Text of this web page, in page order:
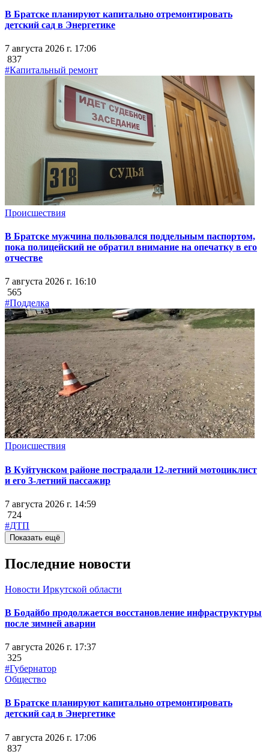
В Братске планируют капитально отремонтировать
детский сад в Энергетике
7 августа 2026 г. 17:06
837
#Капитальный ремонт
Происшествия
В Братске мужчина пользовался поддельным паспортом,
пока полицейский не обратил внимание на опечатку в его
отчестве
7 августа 2026 г. 16:10
565
#Подделка
Происшествия
В Куйтунском районе пострадали 12-летний мотоциклист
и его 3-летний пассажир
7 августа 2026 г. 14:59
724
#ДТП
Показать ещё
Последние новости
Новости Иркутской области
В Бодайбо продолжается восстановление инфраструктуры
после зимней аварии
7 августа 2026 г. 17:37
325
#Губернатор
Общество
В Братске планируют капитально отремонтировать
детский сад в Энергетике
7 августа 2026 г. 17:06
837